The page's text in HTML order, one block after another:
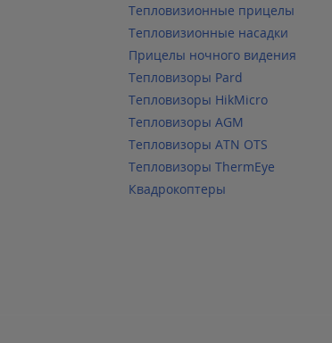
Тепловизионные прицелы
Тепловизионные насадки
Прицелы ночного видения
Тепловизоры Pard
Тепловизоры HikMicro
Тепловизоры AGM
Тепловизоры ATN OTS
Тепловизоры ThermEye
Квадрокоптеры